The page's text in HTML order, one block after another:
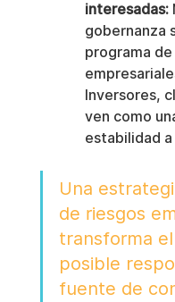
interesadas:
gobernanza
programa
Inversores,
ven como
estabilidad
Una
de riesgos
transforma
posible
fuente de